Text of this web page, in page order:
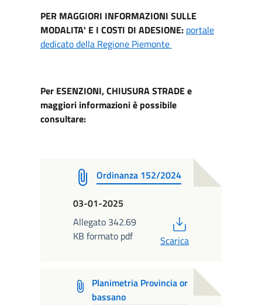
PER MAGGIORI INFORMAZIONI SULLE
MODALITA' E I COSTI DI ADESIONE: portale
dedicato della Regione Piemonte
Per ESENZIONI, CHIUSURA STRADE e
maggiori informazioni è possibile
consultare:
Ordinanza 152/2024
03-01-2025
Allegato 342.69
KB formato pdf
Scarica
Planimetria Provincia or
bassano